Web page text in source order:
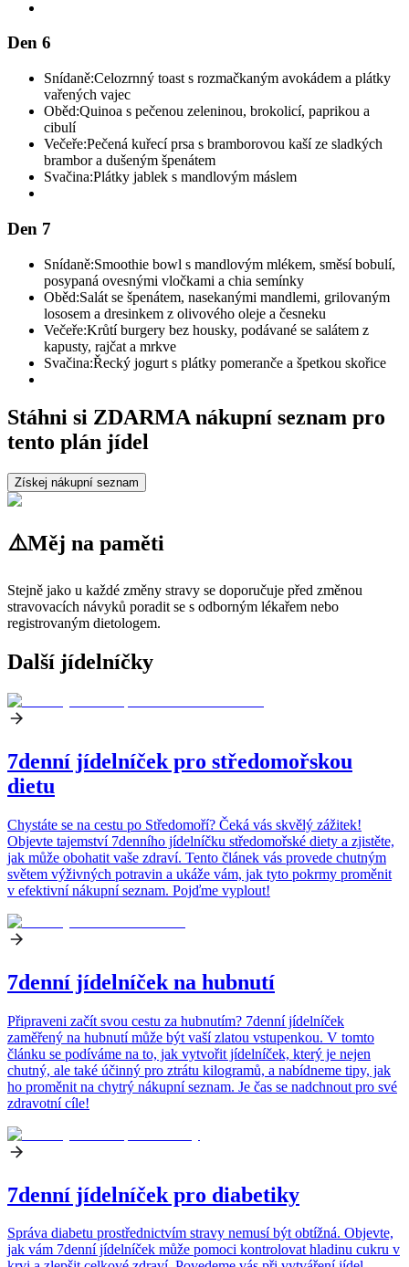
Den 6
Snídaně:Celozrnný toast s rozmačkaným avokádem a plátky
vařených vajec
Oběd:Quinoa s pečenou zeleninou, brokolicí, paprikou a
cibulí
Večeře:Pečená kuřecí prsa s bramborovou kaší ze sladkých
brambor a dušeným špenátem
Svačina:Plátky jablek s mandlovým máslem
Den 7
Snídaně:Smoothie bowl s mandlovým mlékem, směsí bobulí,
posypaná ovesnými vločkami a chia semínky
Oběd:Salát se špenátem, nasekanými mandlemi, grilovaným
lososem a dresinkem z olivového oleje a česneku
Večeře:Krůtí burgery bez housky, podávané se salátem z
kapusty, rajčat a mrkve
Svačina:Řecký jogurt s plátky pomeranče a špetkou skořice
Stáhni si ZDARMA nákupní seznam pro
tento plán jídel
Získej nákupní seznam
⚠️Měj na paměti
Stejně jako u každé změny stravy se doporučuje před změnou
stravovacích návyků poradit se s odborným lékařem nebo
registrovaným dietologem.
Další jídelníčky
7denní jídelníček pro středomořskou
dietu
Chystáte se na cestu po Středomoří? Čeká vás skvělý zážitek!
Objevte tajemství 7denního jídelníčku středomořské diety a zjistěte,
jak může obohatit vaše zdraví. Tento článek vás provede chutným
světem výživných potravin a ukáže vám, jak tyto pokrmy proměnit
v efektivní nákupní seznam. Pojďme vyplout!
7denní jídelníček na hubnutí
Připraveni začít svou cestu za hubnutím? 7denní jídelníček
zaměřený na hubnutí může být vaší zlatou vstupenkou. V tomto
článku se podíváme na to, jak vytvořit jídelníček, který je nejen
chutný, ale také účinný pro ztrátu kilogramů, a nabídneme tipy, jak
ho proměnit na chytrý nákupní seznam. Je čas se nadchnout pro své
zdravotní cíle!
7denní jídelníček pro diabetiky
Správa diabetu prostřednictvím stravy nemusí být obtížná. Objevte,
jak vám 7denní jídelníček může pomoci kontrolovat hladinu cukru v